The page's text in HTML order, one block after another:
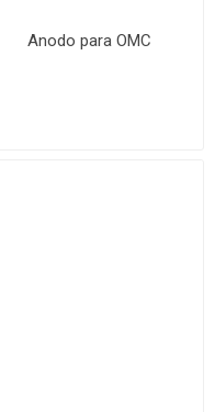
Anodo para OMC